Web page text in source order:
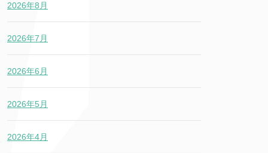
2026年8月
2026年7月
2026年6月
2026年5月
2026年4月